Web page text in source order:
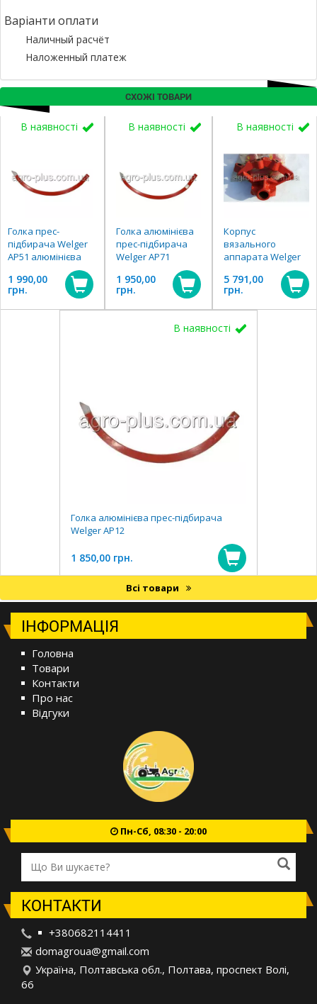
Варіанти оплати
Наличный расчёт
Наложенный платеж
СХОЖІ ТОВАРИ
В наявності
Голка прес-
підбирача Welger
АР51 алюмінієва
1 990,00
грн.
В наявності
Голка алюмінієва
прес-підбирача
Welger АР71
1 950,00
грн.
В наявності
Корпус
вязального
аппарата Welger
5 791,00
грн.
В наявності
Голка алюмінієва прес-підбирача
Welger АР12
1 850,00 грн.
Всі товари
ІНФОРМАЦІЯ
Головна
Товари
Контакти
Про нас
Відгуки
Пн-Сб, 08:30 - 20:00
КОНТАКТИ
+380682114411
domagroua@gmail.com
Україна, Полтавська обл., Полтава, проспект Волі,
66